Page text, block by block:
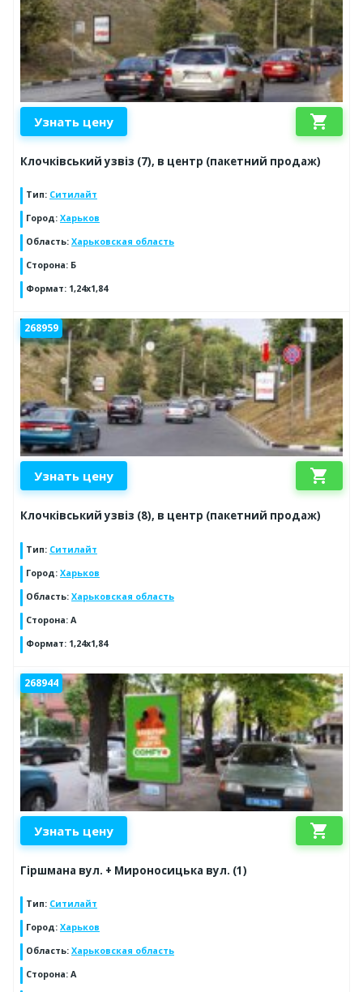
Узнать цену shopping_cart
Клочківський узвіз (7), в центр (пакетний продаж)
Тип: Ситилайт
Город: Харьков
Область: Харьковская область
Сторона: Б
Формат: 1,24х1,84
268959
Узнать цену shopping_cart
Клочківський узвіз (8), в центр (пакетний продаж)
Тип: Ситилайт
Город: Харьков
Область: Харьковская область
Сторона: А
Формат: 1,24х1,84
268944
Узнать цену shopping_cart
Гіршмана вул. + Мироносицька вул. (1)
Тип: Ситилайт
Город: Харьков
Область: Харьковская область
Сторона: А